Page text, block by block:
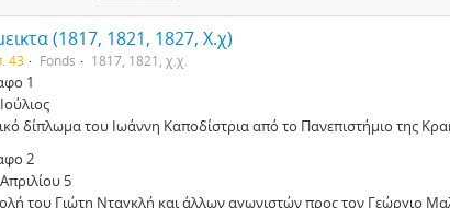
(1817, 1821, 1827, Χ.χ)
43 Fonds 1817, 1821, χ.χ.
1
δίπλωμα του Ιωάννη Καποδίστρια από το Πανεπιστήμιο της
2
5
του Γιώτη Νταγκλή και άλλων αγωνιστών προς τον Γεώργιο